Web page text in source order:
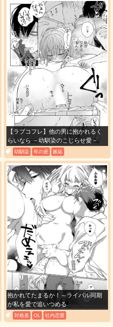
：200
購入する
【ラブコフレ】他の男に抱かれるく
らいなら －幼馴染のこじらせ愛－
幼馴染 年の差 嫉妬
抱かれてたまるか！～ライバル同期
が私を愛で追いつめる
対格差 OL 社内恋愛